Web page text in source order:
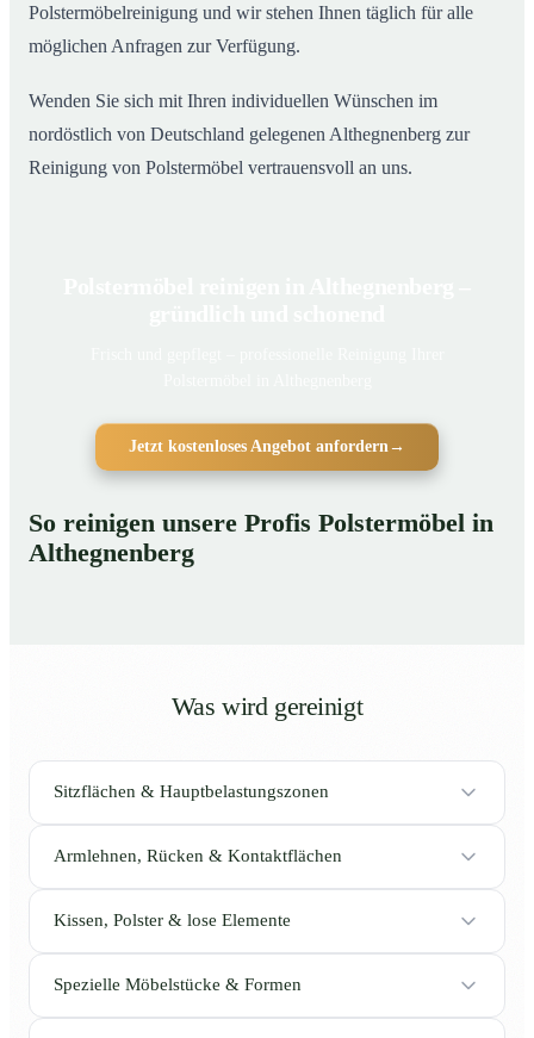
Polstermöbelreinigung und wir stehen Ihnen täglich für alle
möglichen Anfragen zur Verfügung.
Wenden Sie sich mit Ihren individuellen Wünschen im
nordöstlich von Deutschland gelegenen Althegnenberg zur
Reinigung von Polstermöbel vertrauensvoll an uns.
Jetzt kostenloses Angebot anfordern →
So reinigen unsere Profis Polstermöbel in
Althegnenberg
Was wird gereinigt
Sitzflächen & Hauptbelastungszonen
Armlehnen, Rücken & Kontaktflächen
Kissen, Polster & lose Elemente
Spezielle Möbelstücke & Formen